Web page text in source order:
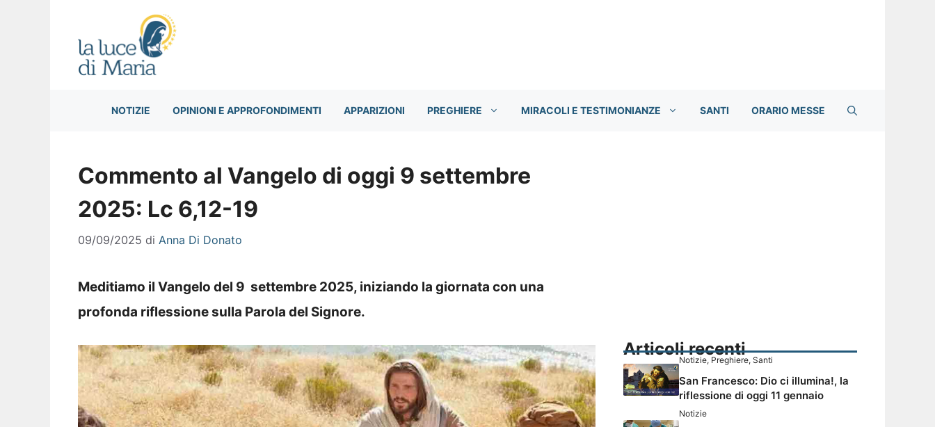
NOTIZIE OPINIONI E APPROFONDIMENTI APPARIZIONI PREGHIERE MIRACOLI E TESTIMONIANZE SANTI ORARIO MESSE
Commento al Vangelo di oggi 9 settembre
2025: Lc 6,12-19
09/09/2025 di Anna Di Donato
Meditiamo il Vangelo del 9 settembre 2025, iniziando la giornata con una
profonda riflessione sulla Parola del Signore.
Articoli recenti
Notizie, Preghiere, Santi
San Francesco: Dio ci illumina!, la
riflessione di oggi 11 gennaio
Notizie